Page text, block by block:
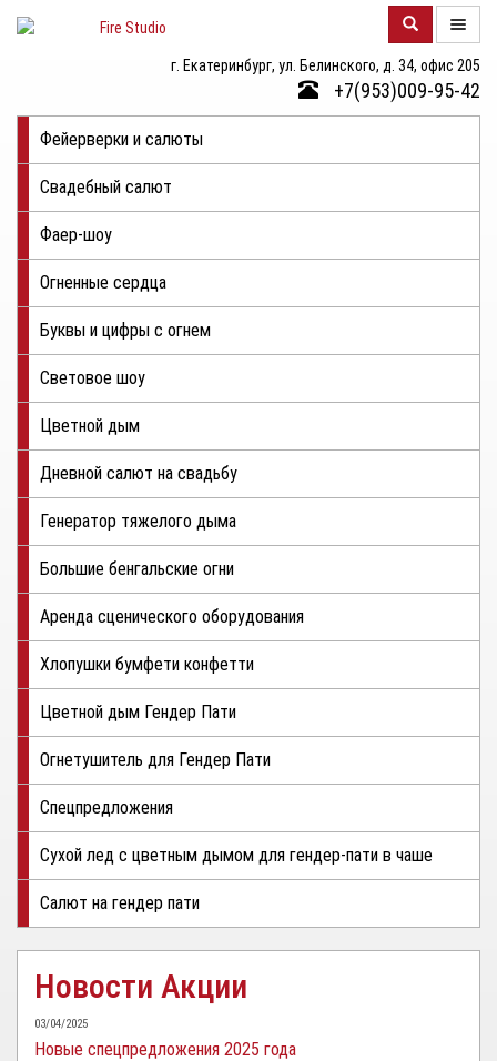
г. Екатеринбург, ул. Белинского, д. 34, офис 205
+7(953)009-95-42
КАТАЛОГ
ФОТОГАЛЕРЕЯ
КОНТАКТЫ
ЦЕНЫ
ОТЗЫВЫ
Фейерверки и салюты
Свадебный салют
Фаер-шоу
Огненные сердца
Буквы и цифры с огнем
Световое шоу
Цветной дым
Дневной салют на свадьбу
Генератор тяжелого дыма
Большие бенгальские огни
Аренда сценического оборудования
Хлопушки бумфети конфетти
Цветной дым Гендер Пати
Огнетушитель для Гендер Пати
Спецпредложения
Сухой лед с цветным дымом для гендер-пати в чаше
Салют на гендер пати
Новости Акции
03/04/2025
Новые спецпредложения 2025 года